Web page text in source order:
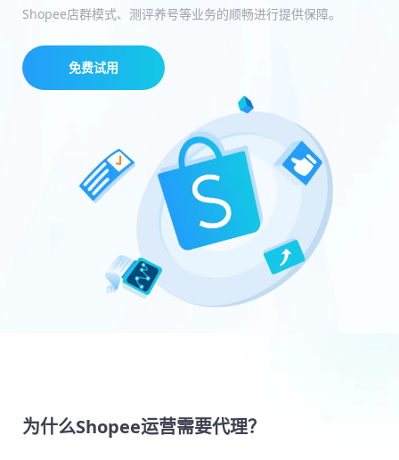
Shopee店群模式、测评养号等业务的顺畅进行提供保障。
免费试用
为什么Shopee运营需要代理？